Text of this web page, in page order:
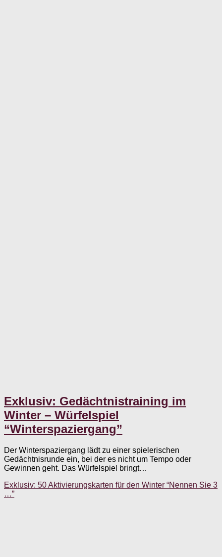
Exklusiv: Gedächtnistraining im
Winter – Würfelspiel
“Winterspaziergang”
Der Winterspaziergang lädt zu einer spielerischen
Gedächtnisrunde ein, bei der es nicht um Tempo oder
Gewinnen geht. Das Würfelspiel bringt…
Exklusiv: 50 Aktivierungskarten für den Winter “Nennen Sie 3
…”